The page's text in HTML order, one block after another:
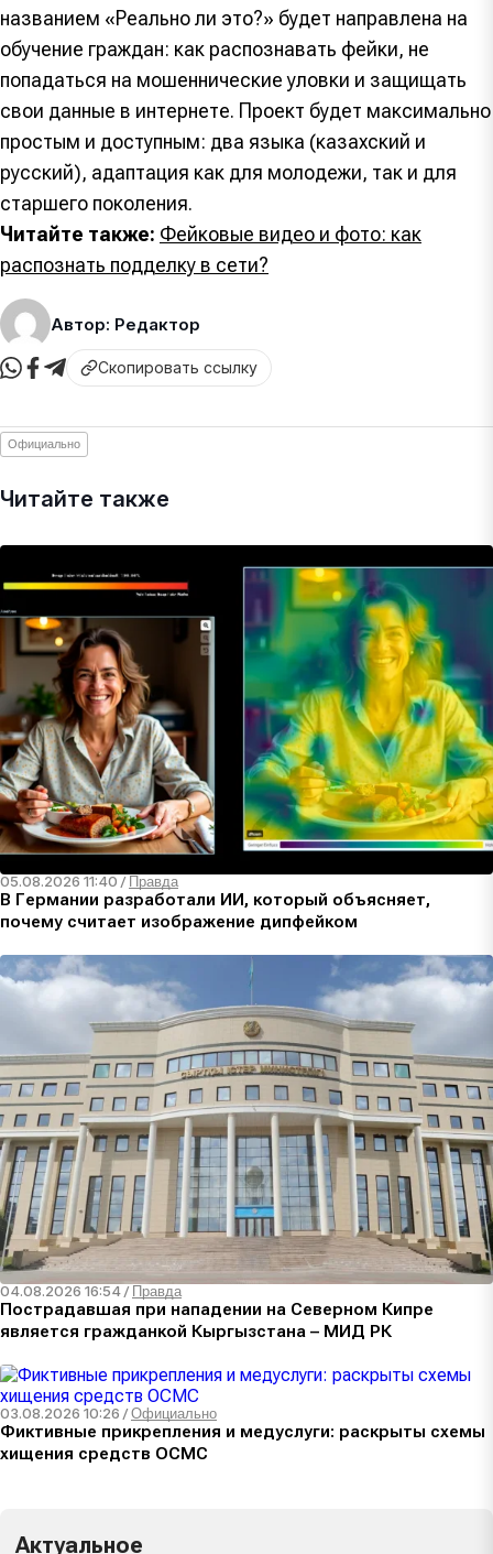
названием «Реально ли это?» будет направлена на
обучение граждан: как распознавать фейки, не
попадаться на мошеннические уловки и защищать
свои данные в интернете. Проект будет максимально
простым и доступным: два языка (казахский и
русский), адаптация как для молодежи, так и для
старшего поколения.
Читайте также: Фейковые видео и фото: как
распознать подделку в сети?
Автор: Редактор
Скопировать ссылку
Официально
Читайте также
05.08.2026 11:40 / Правда
В Германии разработали ИИ, который объясняет,
почему считает изображение дипфейком
04.08.2026 16:54 / Правда
Пострадавшая при нападении на Северном Кипре
является гражданкой Кыргызстана – МИД РК
03.08.2026 10:26 /Официально
Фиктивные прикрепления и медуслуги: раскрыты схемы
хищения средств ОСМС
Актуальное